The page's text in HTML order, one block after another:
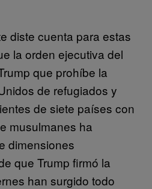
diste cuenta para estas
la orden ejecutiva del
que prohíbe la
de refugiados y
de siete países con
musulmanes ha
dimensiones
que Trump firmó la
han surgido todo